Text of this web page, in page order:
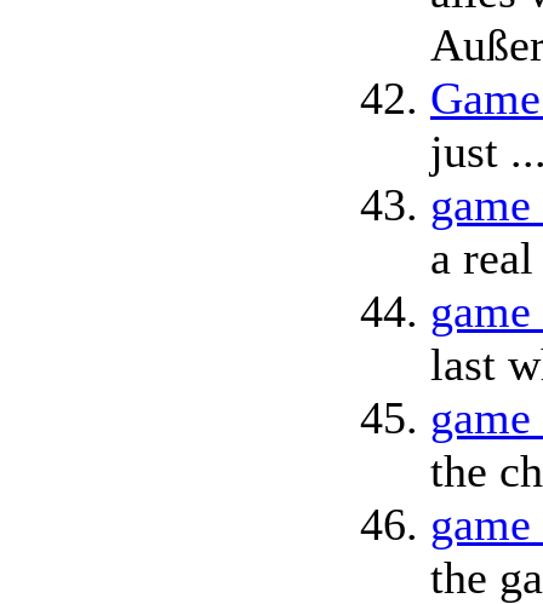
just
a
last
the
the